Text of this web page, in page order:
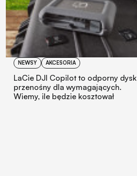
NEWSY AKCESORIA
LaCie DJI Copilot to odporny dysk
przenośny dla wymagających.
Wiemy, ile będzie kosztował